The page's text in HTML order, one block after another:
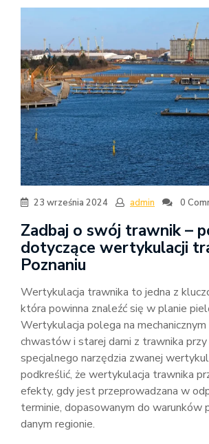
23 września 2024 admin 0
Zadbaj o swój trawnik –
dotyczące wertykulacji
Poznaniu
Wertykulacja trawnika to jedna z
która powinna znaleźć się w planie
Wertykulacja polega na mechanicznym
chwastów i starej darni z trawnika przy
specjalnego narzędzia zwanej
podkreślić, że wertykulacja trawnika
efekty, gdy jest przeprowadzana w
terminie, dopasowanym do warunków
danym regionie.